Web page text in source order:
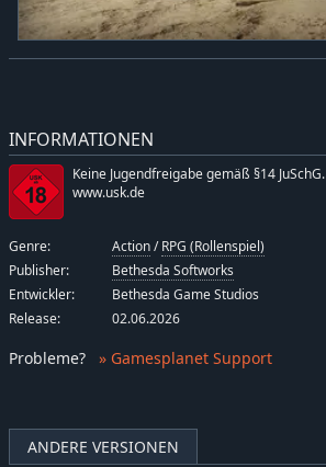
ANDERE VERSIONEN
INFORMATIONEN
Keine Jugendfreigabe gemäß §14 JuSchG.
www.usk.de
Genre: Action/RPG (Rollenspiel)
Publisher:
Bethesda Softworks
Entwickler:
Bethesda Game Studios
Release:
02.06.2026
Probleme? » Gamesplanet Support